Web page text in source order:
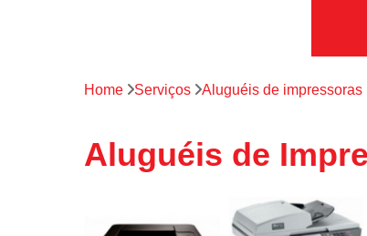
Home Serviços Aluguéis de impressoras
Aluguéis de